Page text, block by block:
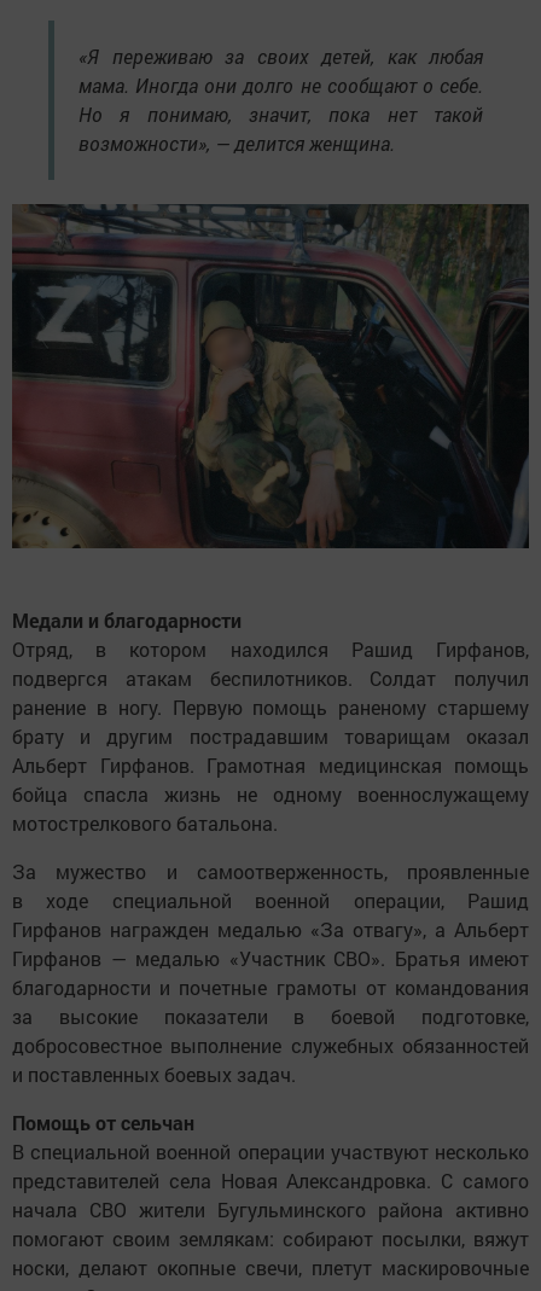
«Я переживаю за своих детей, как любая
мама. Иногда они долго не сообщают о себе.
Но я понимаю, значит, пока нет такой
возможности», — делится женщина.
Медали и благодарности
Отряд, в котором находился Рашид Гирфанов,
подвергся атакам беспилотников. Солдат получил
ранение в ногу. Первую помощь раненому старшему
брату и другим пострадавшим товарищам оказал
Альберт Гирфанов. Грамотная медицинская помощь
бойца спасла жизнь не одному военнослужащему
мотострелкового батальона.
За мужество и самоотверженность, проявленные
в ходе специальной военной операции, Рашид
Гирфанов награжден медалью «За отвагу», а Альберт
Гирфанов — медалью «Участник СВО». Братья имеют
благодарности и почетные грамоты от командования
за высокие показатели в боевой подготовке,
добросовестное выполнение служебных обязанностей
и поставленных боевых задач.
Помощь от сельчан
В специальной военной операции участвуют несколько
представителей села Новая Александровка. С самого
начала СВО жители Бугульминского района активно
помогают своим землякам: собирают посылки, вяжут
носки, делают окопные свечи, плетут маскировочные